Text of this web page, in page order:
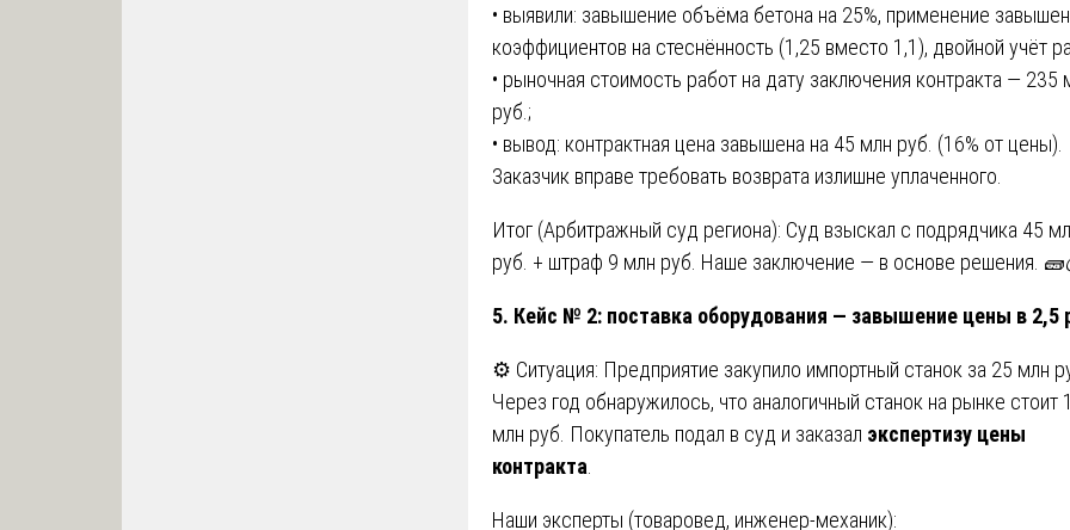
• выявили: завышение объёма бетона на 25%, применение
коэффициентов на стеснённость (1,25 вместо 1,1), двойной учёт
• рыночная стоимость работ на дату заключения контракта — 235
руб.;
• вывод: контрактная цена завышена на 45 млн руб. (16% от цены).
Заказчик вправе требовать возврата излишне уплаченного.
Итог (Арбитражный суд региона): Суд взыскал с подрядчика 45
руб. + штраф 9 млн руб. Наше заключение — в основе решения.
5. Кейс № 2: поставка оборудования — завышение цены в 2,5
⚙️ Ситуация: Предприятие закупило импортный станок за 25 млн
Через год обнаружилось, что аналогичный станок на рынке стоит
млн руб. Покупатель подал в суд и заказал экспертизу цены
контракта
Наши эксперты (товаровед, инженер-механик):